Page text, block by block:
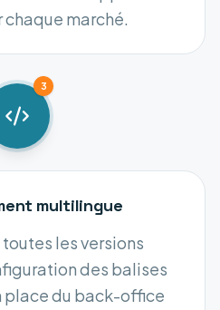
marché.
3
multilingue
les versions
des balises
place du back-office